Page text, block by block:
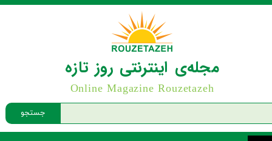
جستجو
مجله‌ی اینترنتی روز تازه
Online Magazine Rouzetazeh